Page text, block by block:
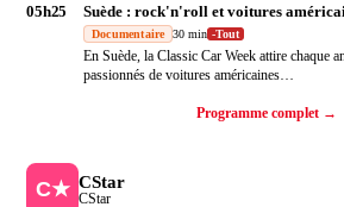
05h25 Suède : rock'n'roll et voitures
Documentaire 30 min -Tout
En Suède, la Classic Car Week attire chaque
passionnés de voitures américaines…
Programme complet →
CStar
CStar